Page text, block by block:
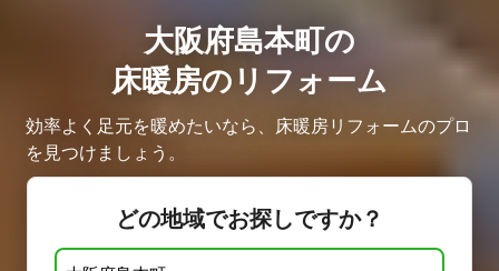
大阪府島本町の
床暖房のリフォーム
効率よく足元を暖めたいなら、床暖房リフォームのプロ
を見つけましょう。
どの地域でお探しですか？